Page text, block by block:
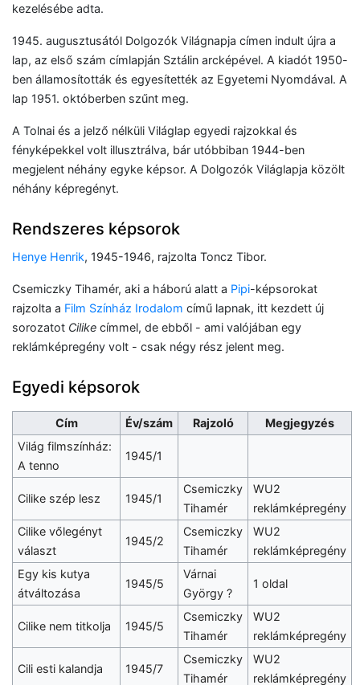
kezelésébe adta.
1945. augusztusától Dolgozók Világnapja címen indult újra a
lap, az első szám címlapján Sztálin arcképével. A kiadót 1950-
ben államosították és egyesítették az Egyetemi Nyomdával. A
lap 1951. októberben szűnt meg.
A Tolnai és a jelző nélküli Világlap egyedi rajzokkal és
fényképekkel volt illusztrálva, bár utóbbiban 1944-ben
megjelent néhány egyke képsor. A Dolgozók Világlapja közölt
néhány képregényt.
Rendszeres képsorok
Henye Henrik, 1945-1946, rajzolta Toncz Tibor.
Csemiczky Tihamér, aki a háború alatt a Pipi-képsorokat
rajzolta a Film Színház Irodalom című lapnak, itt kezdett új
sorozatot Cilike címmel, de ebből - ami valójában egy
reklámképregény volt - csak négy rész jelent meg.
Egyedi képsorok
Cím Év/szám Rajzoló
Megjegyzés
Világ filmszínház:
A tenno
1945/1
Cilike szép lesz 1945/1
Csemiczky
Tihamér
WU2
reklámképregény
Cilike vőlegényt
választ
1945/2
Csemiczky
Tihamér
WU2
reklámképregény
Egy kis kutya
átváltozása
1945/5
Várnai
György ?
1 oldal
Cilike nem titkolja 1945/5
Csemiczky
Tihamér
WU2
reklámképregény
Cili esti kalandja 1945/7
Csemiczky
Tihamér
WU2
reklámképregény